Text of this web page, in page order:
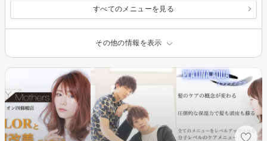
すべてのメニューを見る
その他の情報を表示